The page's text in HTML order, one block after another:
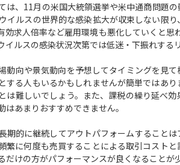
は、11月の米国大統領選挙や米中通商問題
イルスの世界的な感染拡大が収束しない限
効求人倍率など雇用環境も悪化していくと思
ルスの感染状況次第では低迷・下振れする
動向や景気動向を予想してタイミングを見
する人もいるかもしれませんが簡単ではあ
は難しいでしょう。また、課税の繰り延べ
あまりおすすめできません。
期的に継続してアウトパフォームすること
繁に何度も売買することによる取引コスト
けの方がパフォーマンスが良くなることが